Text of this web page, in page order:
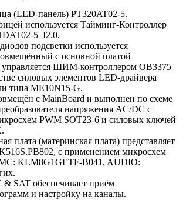
(LED-панель) PT320AT02-5.
используется Тайминг-Контроллер
5_I2.0.
подсветки используется
с основной платой
управляется ШИМ-контроллером OB3375
силовых элементов LED-драйвера
типа ME10N15-G.
с MainBoard и выполнен по схеме
напряжения AC/DC c
PWM SOT23-6 и силовых ключей
плата (материнская плата) представляет
с применением микросхем
KLM8G1GETF-B041, AUDIO:
SAT обеспечивает приём
и настройку на каналы.